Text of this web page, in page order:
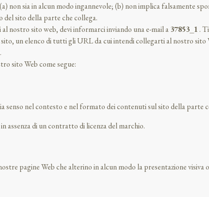
sia in alcun modo ingannevole; (b) non implica falsamente
del sito della parte che collega.
nostro sito web, devi informarci inviando una e-mail a37853_1 .
un elenco di tutti gli URL da cui intendi collegarti al nostro sito
sito Web come segue:
senso nel contesto e nel formato dei contenuti sul sito della parte
assenza di un contratto di licenza del marchio.
pagine Web che alterino in alcun modo la presentazione